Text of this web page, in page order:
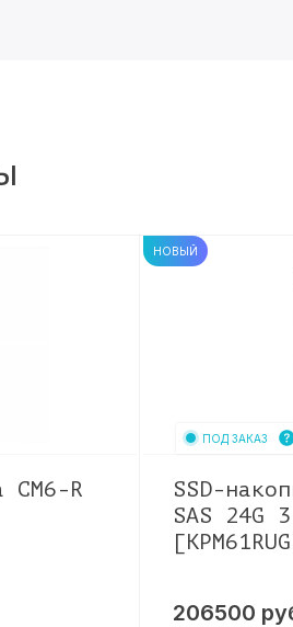
R
НОВЫЙ
ПОД ЗАКАЗ
SSD-
SAS 24G
206500